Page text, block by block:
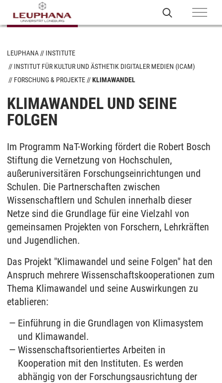
LEUPHANA
INSTITUTE
INSTITUT FÜR KULTUR UND ÄSTHETIK DIGITALER MEDIEN (ICAM)
FORSCHUNG & PROJEKTE
KLIMAWANDEL
KLIMAWANDEL UND SEINE
FOLGEN
Im Programm NaT-Working fördert die Robert Bosch
Stiftung die Vernetzung von Hochschulen,
außeruniversitären Forschungseinrichtungen und
Schulen. Die Partnerschaften zwischen
Wissenschaftlern und Schulen innerhalb dieser
Netze sind die Grundlage für eine Vielzahl von
gemeinsamen Projekten von Forschern, Lehrkräften
und Jugendlichen.
Das Projekt "Klimawandel und seine Folgen" hat den
Anspruch mehrere Wissenschaftskooperationen zum
Thema Klimawandel und seine Auswirkungen zu
etablieren:
Einführung in die Grundlagen von Klimasystem
und Klimawandel.
Wissenschaftsorientiertes Arbeiten in
Kooperation mit den Instituten. Es werden
abhängig von der Forschungsausrichtung der